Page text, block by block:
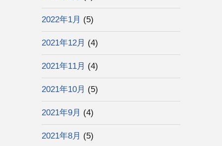
2022年1月 (5)
2021年12月 (4)
2021年11月 (4)
2021年10月 (5)
2021年9月 (4)
2021年8月 (5)